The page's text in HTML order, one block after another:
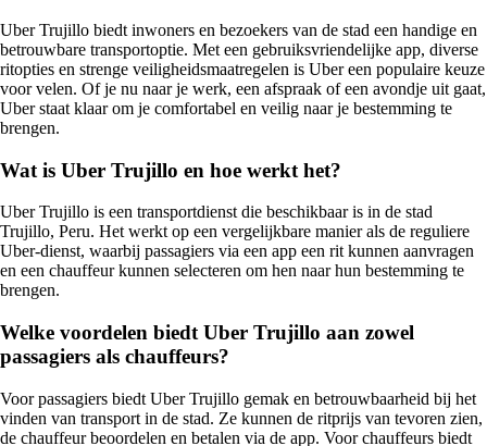
Uber Trujillo biedt inwoners en bezoekers van de stad een handige en
betrouwbare transportoptie. Met een gebruiksvriendelijke app, diverse
ritopties en strenge veiligheidsmaatregelen is Uber een populaire keuze
voor velen. Of je nu naar je werk, een afspraak of een avondje uit gaat,
Uber staat klaar om je comfortabel en veilig naar je bestemming te
brengen.
Wat is Uber Trujillo en hoe werkt het?
Uber Trujillo is een transportdienst die beschikbaar is in de stad
Trujillo, Peru. Het werkt op een vergelijkbare manier als de reguliere
Uber-dienst, waarbij passagiers via een app een rit kunnen aanvragen
en een chauffeur kunnen selecteren om hen naar hun bestemming te
brengen.
Welke voordelen biedt Uber Trujillo aan zowel
passagiers als chauffeurs?
Voor passagiers biedt Uber Trujillo gemak en betrouwbaarheid bij het
vinden van transport in de stad. Ze kunnen de ritprijs van tevoren zien,
de chauffeur beoordelen en betalen via de app. Voor chauffeurs biedt